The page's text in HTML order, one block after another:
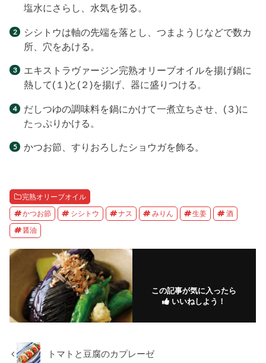
塩水にさらし、水気を切る。
シシトウは軸の先端を落とし、つまようじなどで数カ
所、穴をあける。
エキストラヴァージン完熟オリーブオイルを揚げ鍋に
熱して(１)と(２)を揚げ、器に盛りつける。
だしつゆの調味料を鍋にかけて一煮立ちさせ、(３)に
たっぷりかける。
かつお節、すりおろしたショウガを飾る。
完熟オリーブオイル
かつお節 シシトウ ナス みりん 生姜 酒
醤油
この記事が気に入ったら
いいねしよう！
トマトと豆腐のカプレーゼ